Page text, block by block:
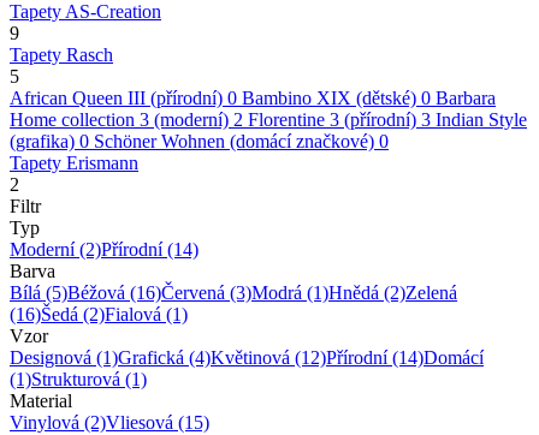
Tapety AS-Creation
9
Tapety Rasch
5
African Queen III (přírodní) 0 Bambino XIX (dětské) 0 Barbara
Home collection 3 (moderní) 2 Florentine 3 (přírodní) 3 Indian Style
(grafika) 0 Schöner Wohnen (domácí značkové) 0
Tapety Erismann
2
Filtr
Typ
Moderní(2)Přírodní(14)
Barva
Bílá (5)Béžová (16)Červená (3)Modrá (1)Hnědá (2)Zelená
(16)Šedá (2)Fialová (1)
Vzor
Designová (1)Grafická (4)Květinová (12)Přírodní(14)Domácí
(1)Strukturová (1)
Material
Vinylová (2)Vliesová (15)